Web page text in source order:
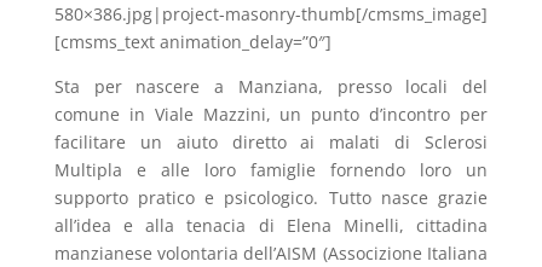
580×386.jpg|project-masonry-thumb[/cmsms_image]
[cmsms_text animation_delay=”0″]
Sta per nascere a Manziana, presso locali del
comune in Viale Mazzini, un punto d’incontro per
facilitare un aiuto diretto ai malati di Sclerosi
Multipla e alle loro famiglie fornendo loro un
supporto pratico e psicologico. Tutto nasce grazie
all’idea e alla tenacia di Elena Minelli, cittadina
manzianese volontaria dell’AISM (Associzione Italiana